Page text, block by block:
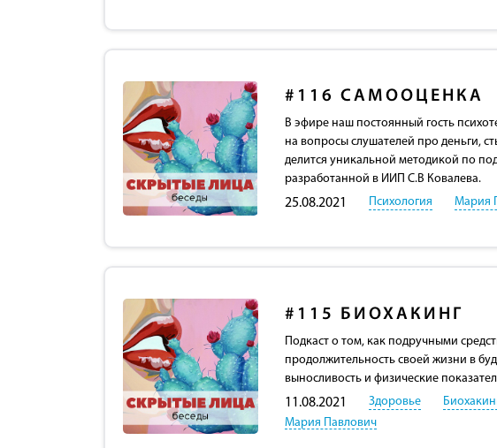
#116 САМООЦЕНКА
В эфире наш постоянный гость
на вопросы слушателей про деньги,
делится уникальной методикой по
разработанной в ИИП С.В Ковалева.
25.08.2021 Психология Мария
#115 БИОХАКИНГ
Подкаст о том, как подручными
продолжительность своей жизни в
выносливость и физические
11.08.2021 Здоровье
Мария Павлович